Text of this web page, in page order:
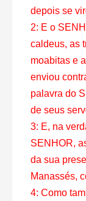
depois se
2: E o
caldeus, as
moabitas e
enviou
palavra do
de seus
3: E, na
SENHOR,
da sua
Manassés,
4: Como